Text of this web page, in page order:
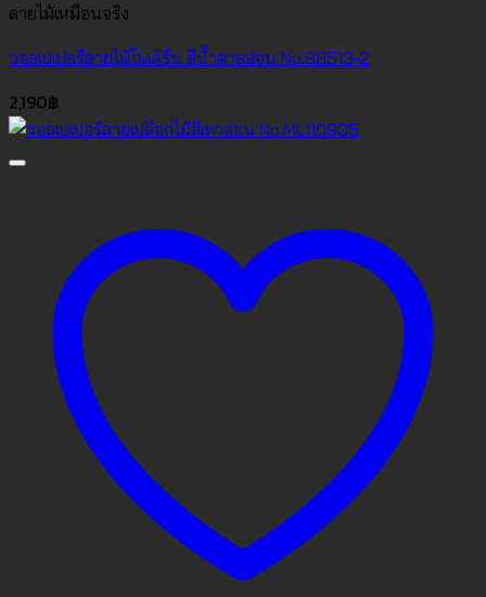
ลายไม้เหมือนจริง
วอลเปเปอร์ลายไม้โมเดิร์น สีน้ำตาลอ่อน No.88513-2
2,190฿